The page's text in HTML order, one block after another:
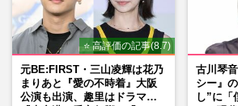
⭐ 高評価の記事(8.7)
元BE:FIRST・三山凌輝は花乃
まりあと『愛の不時着』大阪
公演も出演、趣里はドラマ
古川琴
シー』
し”に「